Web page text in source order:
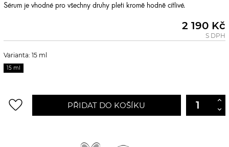
Sérum je vhodné pro všechny druhy pleti kromě hodně citlivé.
2 190 Kč
S DPH
Varianta: 15 ml
15 ml
favorite_border PŘIDAT DO KOŠÍKU